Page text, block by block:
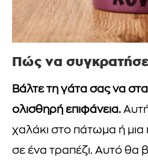
Πώς να
Βάλτε τη γάτα σας να
ολισθηρή επιφάνεια.
χαλάκι στο πάτωμα ή
σε ένα τραπέζι. Αυτό θα